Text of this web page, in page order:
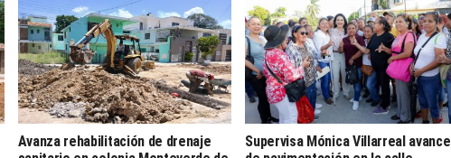
Avanza rehabilitación de drenaje
Supervisa Mónica Villarreal avance